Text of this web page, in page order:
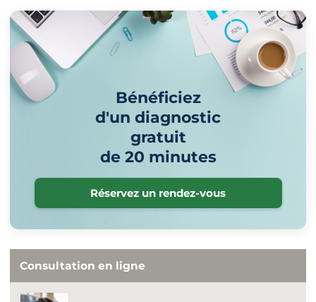
Bénéficiez
d'un diagnostic
gratuit
de 20 minutes
Réservez un rendez-vous
Consultation en ligne